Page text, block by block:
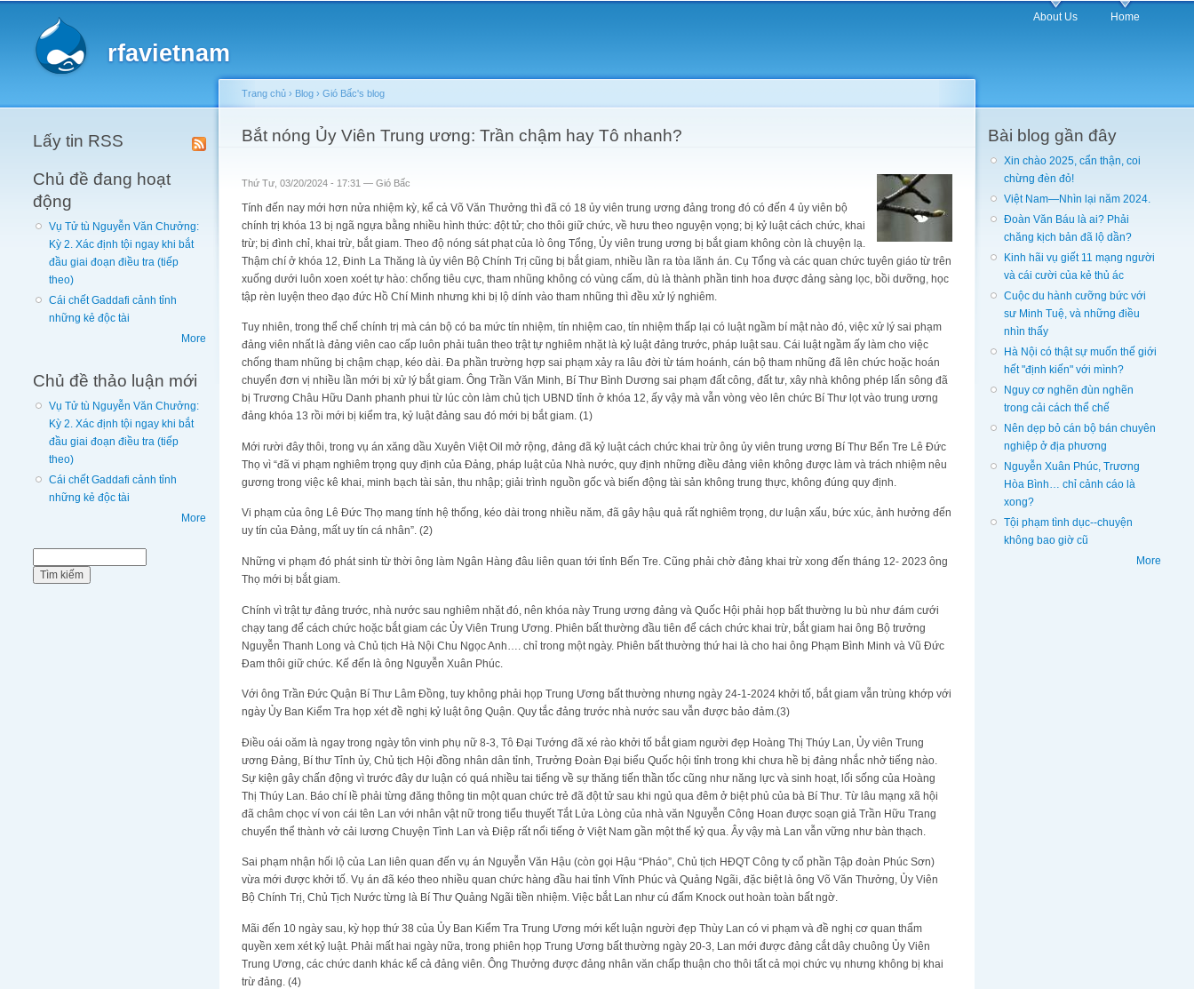
rfavietnam
About Us Home
Lấy tin RSS
Chủ đề đang hoạt
động
Vụ Tử tù Nguyễn Văn Chưởng:
Kỳ 2. Xác định tội ngay khi bắt
đầu giai đoạn điều tra (tiếp
theo)
Cái chết Gaddafi cảnh tỉnh
những kẻ độc tài
More
Chủ đề thảo luận mới
Vụ Tử tù Nguyễn Văn Chưởng:
Kỳ 2. Xác định tội ngay khi bắt
đầu giai đoạn điều tra (tiếp
theo)
Cái chết Gaddafi cảnh tỉnh
những kẻ độc tài
More
You are here
Trang chủ › Blog › Gió Bấc's blog
Bắt nóng Ủy Viên Trung ương: Trần chậm hay Tô nhanh?
Thứ Tư, 03/20/2024 - 17:31 — Gió Bấc
Tính đến nay mới hơn nửa nhiệm kỳ, kể cả Võ Văn Thưởng thì đã có 18 ủy viên trung ương đảng trong đó có đến 4 ủy viên bộ
chính trị khóa 13 bị ngã ngựa bằng nhiều hình thức: đột tử; cho thôi giữ chức, về hưu theo nguyện vọng; bị kỷ luật cách chức, khai
trừ; bị đình chỉ, khai trừ, bắt giam. Theo độ nóng sát phạt của lò ông Tổng, Ủy viên trung ương bị bắt giam không còn là chuyện lạ.
Thậm chí ở khóa 12, Đinh La Thăng là ủy viên Bộ Chính Trị cũng bị bắt giam, nhiều lần ra tòa lãnh án. Cụ Tổng và các quan chức tuyên giáo từ trên
xuống dưới luôn xoen xoét tự hào: chống tiêu cực, tham nhũng không có vùng cấm, dù là thành phần tinh hoa được đảng sàng lọc, bồi dưỡng, học
tập rèn luyện theo đạo đức Hồ Chí Minh nhưng khi bị lộ dính vào tham nhũng thì đều xử lý nghiêm.
Tuy nhiên, trong thể chế chính trị mà cán bộ có ba mức tín nhiệm, tín nhiệm cao, tín nhiệm thấp lại có luật ngầm bí mật nào đó, việc xử lý sai phạm
đảng viên nhất là đảng viên cao cấp luôn phải tuân theo trật tự nghiêm nhặt là kỷ luật đảng trước, pháp luật sau. Cái luật ngầm ấy làm cho việc
chống tham nhũng bị chậm chạp, kéo dài. Đa phần trường hợp sai phạm xảy ra lâu đời từ tám hoánh, cán bộ tham nhũng đã lên chức hoặc hoán
chuyển đơn vị nhiều lần mới bị xử lý bắt giam. Ông Trần Văn Minh, Bí Thư Bình Dương sai phạm đất công, đất tư, xây nhà không phép lấn sông đã
bị Trương Châu Hữu Danh phanh phui từ lúc còn làm chủ tịch UBND tỉnh ở khóa 12, ấy vậy mà vẫn vòng vèo lên chức Bí Thư lọt vào trung ương
đảng khóa 13 rồi mới bị kiểm tra, kỷ luật đảng sau đó mới bị bắt giam. (1)
Mới rười đây thôi, trong vụ án xăng dầu Xuyên Việt Oil mở rộng, đảng đã kỷ luật cách chức khai trừ ông ủy viên trung ương Bí Thư Bến Tre Lê Đức
Thọ vì “đã vi phạm nghiêm trọng quy định của Đảng, pháp luật của Nhà nước, quy định những điều đảng viên không được làm và trách nhiệm nêu
gương trong việc kê khai, minh bạch tài sản, thu nhập; giải trình nguồn gốc và biến động tài sản không trung thực, không đúng quy định.
Vi phạm của ông Lê Đức Thọ mang tính hệ thống, kéo dài trong nhiều năm, đã gây hậu quả rất nghiêm trọng, dư luận xấu, bức xúc, ảnh hưởng đến
uy tín của Đảng, mất uy tín cá nhân”. (2)
Những vi phạm đó phát sinh từ thời ông làm Ngân Hàng đâu liên quan tới tỉnh Bến Tre. Cũng phải chờ đảng khai trừ xong đến tháng 12- 2023 ông
Thọ mới bị bắt giam.
Chính vì trật tự đảng trước, nhà nước sau nghiêm nhặt đó, nên khóa này Trung ương đảng và Quốc Hội phải họp bất thường lu bù như đám cưới
chạy tang để cách chức hoặc bắt giam các Ủy Viên Trung Ương. Phiên bất thường đầu tiên để cách chức khai trừ, bắt giam hai ông Bộ trưởng
Nguyễn Thanh Long và Chủ tịch Hà Nội Chu Ngọc Anh…. chỉ trong một ngày. Phiên bất thường thứ hai là cho hai ông Phạm Bình Minh và Vũ Đức
Đam thôi giữ chức. Kế đến là ông Nguyễn Xuân Phúc.
Với ông Trần Đức Quận Bí Thư Lâm Đồng, tuy không phải họp Trung Ương bất thường nhưng ngày 24-1-2024 khởi tố, bắt giam vẫn trùng khớp với
ngày Ủy Ban Kiểm Tra họp xét đề nghị kỷ luật ông Quận. Quy tắc đảng trước nhà nước sau vẫn được bảo đảm.(3)
Điều oái oăm là ngay trong ngày tôn vinh phụ nữ 8-3, Tô Đại Tướng đã xé rào khởi tố bắt giam người đẹp Hoàng Thị Thúy Lan, Ủy viên Trung
ương Đảng, Bí thư Tỉnh ủy, Chủ tịch Hội đồng nhân dân tỉnh, Trưởng Đoàn Đại biểu Quốc hội tỉnh trong khi chưa hề bị đảng nhắc nhở tiếng nào.
Sự kiện gây chấn động vì trước đây dư luận có quá nhiều tai tiếng về sự thăng tiến thần tốc cũng như năng lực và sinh hoạt, lối sống của Hoàng
Thị Thúy Lan. Báo chí lề phải từng đăng thông tin một quan chức trẻ đã đột tử sau khi ngủ qua đêm ở biệt phủ của bà Bí Thư. Từ lâu mạng xã hội
đã châm chọc ví von cái tên Lan với nhân vật nữ trong tiểu thuyết Tắt Lửa Lòng của nhà văn Nguyễn Công Hoan được soạn giả Trần Hữu Trang
chuyển thể thành vở cải lương Chuyện Tình Lan và Điệp rất nổi tiếng ở Việt Nam gần một thế kỷ qua. Ây vậy mà Lan vẫn vững như bàn thạch.
Sai phạm nhận hối lộ của Lan liên quan đến vụ án Nguyễn Văn Hậu (còn gọi Hậu “Pháo”, Chủ tịch HĐQT Công ty cổ phần Tập đoàn Phúc Sơn)
vừa mới được khởi tố. Vụ án đã kéo theo nhiều quan chức hàng đầu hai tỉnh Vĩnh Phúc và Quảng Ngãi, đặc biệt là ông Võ Văn Thưởng, Ủy Viên
Bộ Chính Trị, Chủ Tịch Nước từng là Bí Thư Quảng Ngãi tiền nhiệm. Việc bắt Lan như cú đấm Knock out hoàn toàn bất ngờ.
Mãi đến 10 ngày sau, kỳ họp thứ 38 của Ủy Ban Kiểm Tra Trung Ương mới kết luận người đẹp Thùy Lan có vi phạm và đề nghị cơ quan thẩm
quyền xem xét kỷ luật. Phải mất hai ngày nữa, trong phiên họp Trung Ương bất thường ngày 20-3, Lan mới được đảng cắt dây chuông Ủy Viên
Trung Ương, các chức danh khác kể cả đảng viên. Ông Thưởng được đảng nhân văn chấp thuận cho thôi tất cả mọi chức vụ nhưng không bị khai
trừ đảng. (4)
Bài blog gần đây
Xin chào 2025, cẩn thận, coi
chừng đèn đỏ!
Việt Nam—Nhìn lại năm 2024.
Đoàn Văn Báu là ai? Phải
chăng kịch bản đã lộ dần?
Kinh hãi vụ giết 11 mạng người
và cái cười của kẻ thủ ác
Cuộc du hành cưỡng bức với
sư Minh Tuệ, và những điều
nhìn thấy
Hà Nội có thật sự muốn thế giới
hết "định kiến" với mình?
Nguy cơ nghẽn đùn nghẽn
trong cải cách thể chế
Nên dẹp bỏ cán bộ bán chuyên
nghiệp ở địa phương
Nguyễn Xuân Phúc, Trương
Hòa Bình… chỉ cảnh cáo là
xong?
Tội phạm tình dục--chuyện
không bao giờ cũ
More